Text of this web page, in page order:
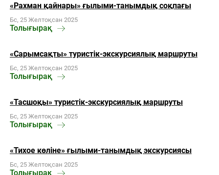
«Рахман қайнары» ғылыми-танымдық соқпағы
Бс, 25 Желтоқсан 2025
Толығырақ
«Сарымсақты» туристік-экскурсиялық маршруты
Бс, 25 Желтоқсан 2025
Толығырақ
«Тасшоқы» туристік-экскурсиялық маршруты
Бс, 25 Желтоқсан 2025
Толығырақ
«Тихое көліне» ғылыми-танымдық экскурсиясы
Бс, 25 Желтоқсан 2025
Толығырақ